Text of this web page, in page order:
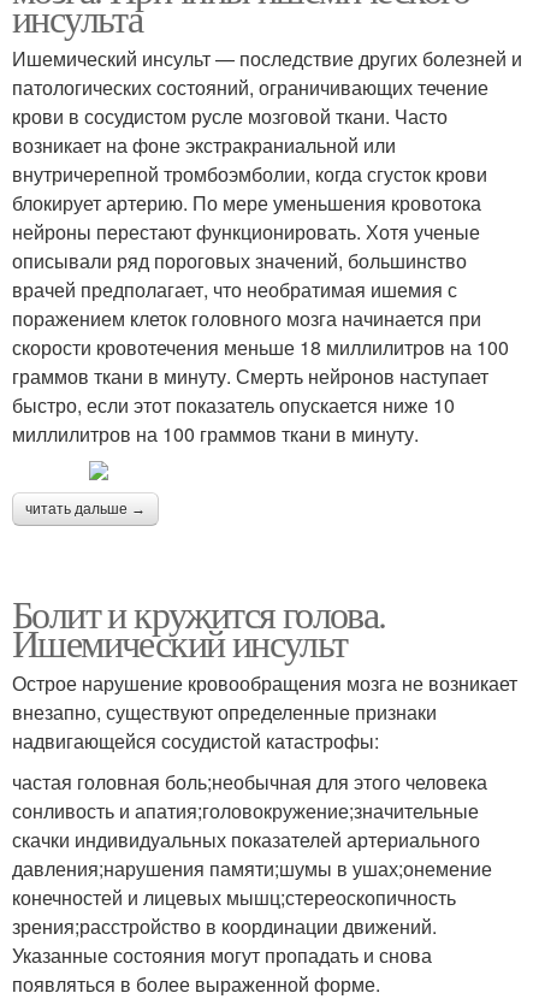
инсульта
Ишемический инсульт — последствие других болезней и
патологических состояний, ограничивающих течение
крови в сосудистом русле мозговой ткани. Часто
возникает на фоне экстракраниальной или
внутричерепной тромбоэмболии, когда сгусток крови
блокирует артерию. По мере уменьшения кровотока
нейроны перестают функционировать. Хотя ученые
описывали ряд пороговых значений, большинство
врачей предполагает, что необратимая ишемия с
поражением клеток головного мозга начинается при
скорости кровотечения меньше 18 миллилитров на 100
граммов ткани в минуту. Смерть нейронов наступает
быстро, если этот показатель опускается ниже 10
миллилитров на 100 граммов ткани в минуту.
читать дальше →
Болит и кружится голова.
Ишемический инсульт
Острое нарушение кровообращения мозга не возникает
внезапно, существуют определенные признаки
надвигающейся сосудистой катастрофы:
частая головная боль;необычная для этого человека
сонливость и апатия;головокружение;значительные
скачки индивидуальных показателей артериального
давления;нарушения памяти;шумы в ушах;онемение
конечностей и лицевых мышц;стереоскопичность
зрения;расстройство в координации движений.
Указанные состояния могут пропадать и снова
появляться в более выраженной форме.